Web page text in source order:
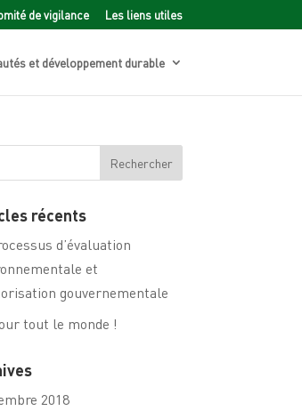
de vigilance Les liens utiles
et développement durable
récents
d’évaluation
et
gouvernementale
tout le monde !
2018